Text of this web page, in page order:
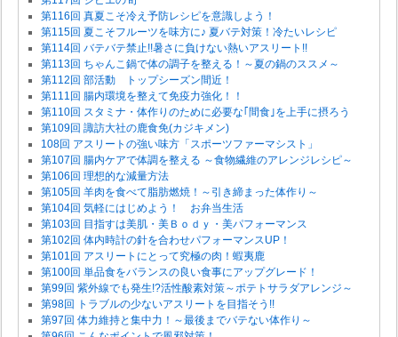
第116回 真夏こそ冷え予防レシピを意識しよう！
第115回 夏こそフルーツを味方に♪ 夏バテ対策！冷たいレシピ
第114回 バテバテ禁止!!暑さに負けない熱いアスリート!!
第113回 ちゃんこ鍋で体の調子を整える！～夏の鍋のススメ～
第112回 部活動 トップシーズン間近！
第111回 腸内環境を整えて免疫力強化！！
第110回 スタミナ・体作りのために必要な｢間食｣を上手に摂ろう
第109回 諏訪大社の鹿食免(カジキメン)
108回 アスリートの強い味方「スポーツファーマシスト」
第107回 腸内ケアで体調を整える ～食物繊維のアレンジレシピ～
第106回 理想的な減量方法
第105回 羊肉を食べて脂肪燃焼！～引き締まった体作り～
第104回 気軽にはじめよう！ お弁当生活
第103回 目指すは美肌・美Ｂｏｄｙ・美パフォーマンス
第102回 体内時計の針を合わせパフォーマンスUP！
第101回 アスリートにとって究極の肉！蝦夷鹿
第100回 単品食をバランスの良い食事にアップグレード！
第99回 紫外線でも発生!?活性酸素対策～ポテトサラダアレンジ～
第98回 トラブルの少ないアスリートを目指そう!!
第97回 体力維持と集中力！～最後までバテない体作り～